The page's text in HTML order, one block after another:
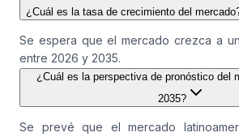
¿Cuál es la tasa de crecimiento del
Se espera que el mercado crezca a
entre 2026 y 2035.
¿Cuál es la perspectiva de pronóstico del
2035?
Se prevé que el mercado